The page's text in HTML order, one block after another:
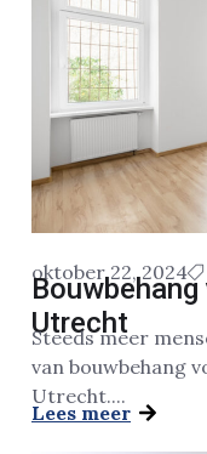
oktober 22, 2024
Utrecht
Steeds meer
van bouwbehang
Utrecht....
Lees meer